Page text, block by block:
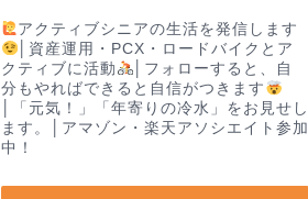
アクティブシニアの生活を発信します
│資産運用・PCX・ロードバイクとア
クティブに活動
│フォローすると、自
分もやればできると自信がつきます
│「元気！」「年寄りの冷水」をお見せし
ます。│アマゾン・楽天アソシエイト参加
中！